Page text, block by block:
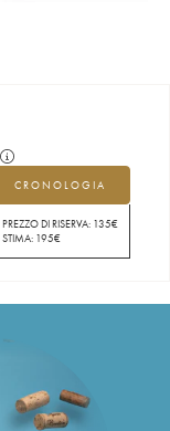
CRONOLOGIA
PREZZO DI RISERVA: 135€
STIMA: 195€